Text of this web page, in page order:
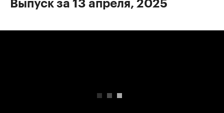
Выпуск за 13 апреля, 2025